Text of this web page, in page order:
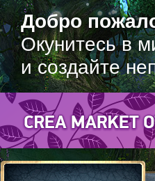
Добро
Окунитесь в
и создайте